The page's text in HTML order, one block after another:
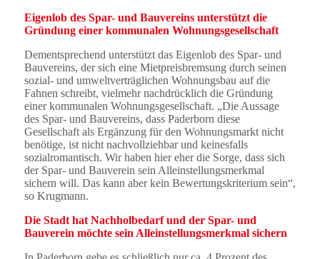
Eigenlob des Spar- und Bauvereins unterstützt die
Gründung einer kommunalen Wohnungsgesellschaft
Dementsprechend unterstützt das Eigenlob des Spar- und
Bauvereins, der sich eine Mietpreisbremsung durch seinen
sozial- und umweltverträglichen Wohnungsbau auf die
Fahnen schreibt, vielmehr nachdrücklich die Gründung
einer kommunalen Wohnungsgesellschaft. „Die Aussage
des Spar- und Bauvereins, dass Paderborn diese
Gesellschaft als Ergänzung für den Wohnungsmarkt nicht
benötige, ist nicht nachvollziehbar und keinesfalls
sozialromantisch. Wir haben hier eher die Sorge, dass sich
der Spar- und Bauverein sein Alleinstellungsmerkmal
sichern will. Das kann aber kein Bewertungskriterium sein“,
so Krugmann.
Die Stadt hat Nachholbedarf und der Spar- und
Bauverein möchte sein Alleinstellungsmerkmal sichern